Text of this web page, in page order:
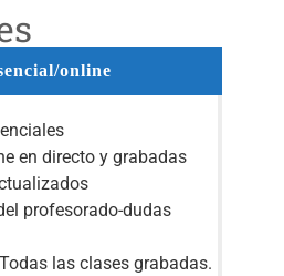
online
en directo y grabadas
profesorado-dudas
las clases grabadas.